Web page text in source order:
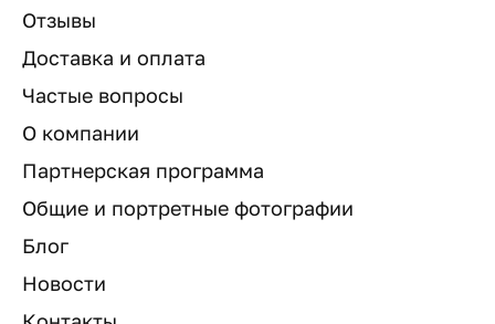
Отзывы
Доставка и оплата
Частые вопросы
О компании
Партнерская программа
Общие и портретные фотографии
Блог
Новости